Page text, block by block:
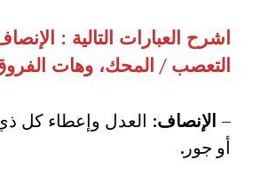
اشرح العبارات التالية :
التعصب/ المحك، وهات الفروق
– الإنصاف: العدل وإعطاء كل
أو جور.